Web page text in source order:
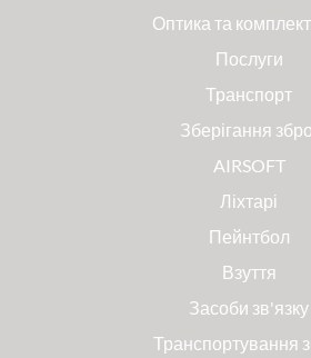
Оптика та
Послуги
Транспорт
Зберігання
AIRSOFT
Ліхтарі
Пейнтбол
Взуття
Засоби зв'язку
Транспортування